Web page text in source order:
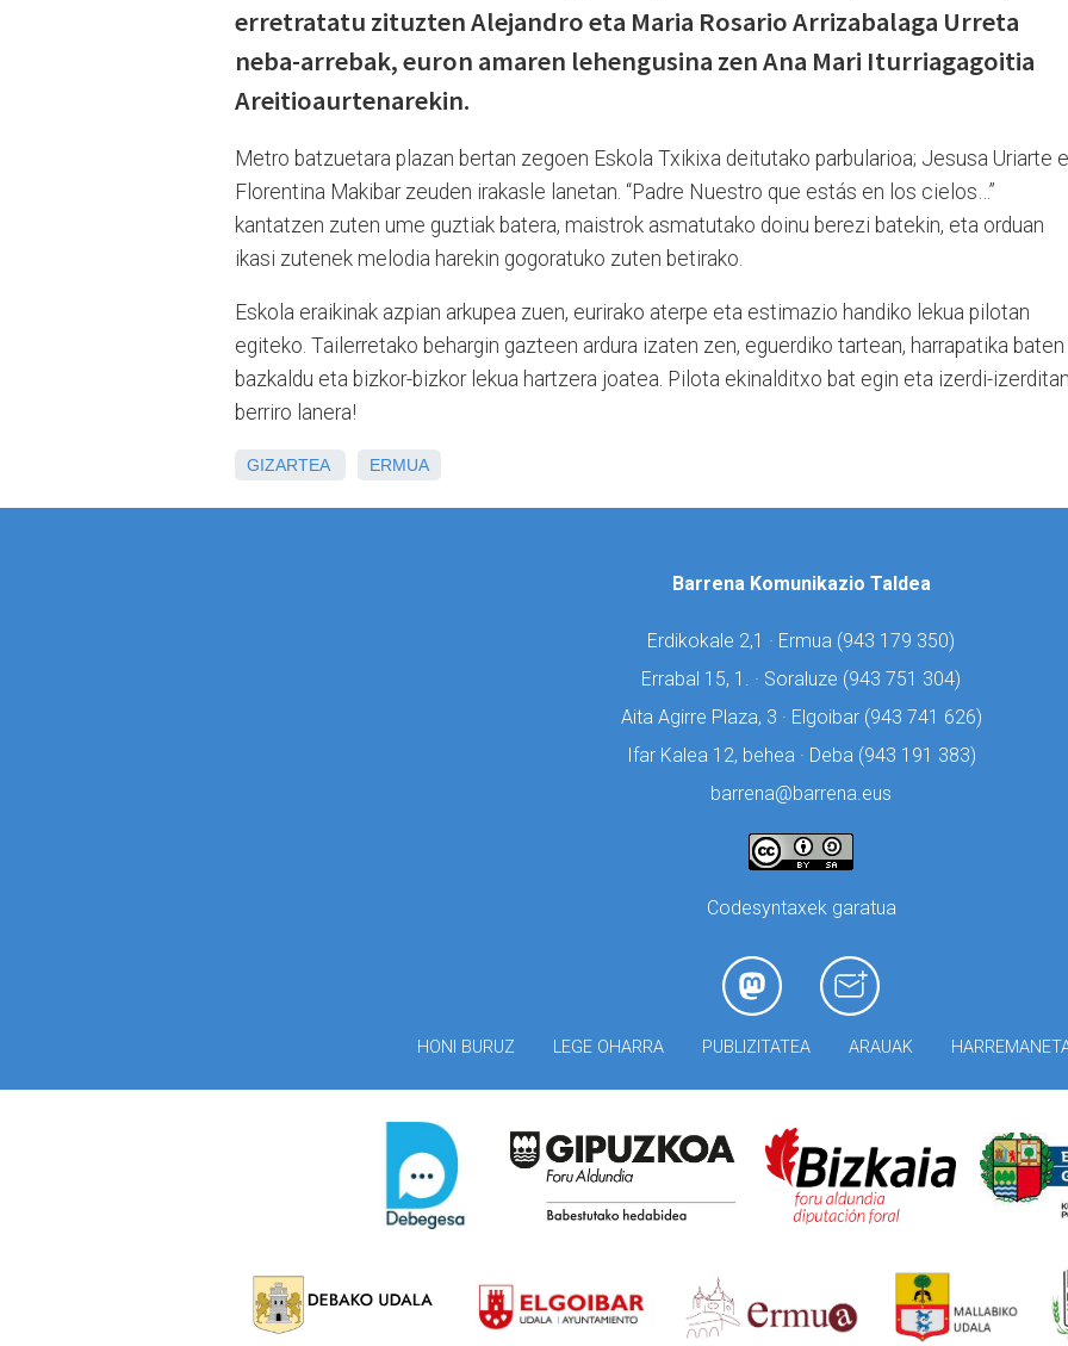
erretratatu zituzten Alejandro eta Maria Rosario Arrizabalaga Urreta
neba-arrebak, euron amaren lehengusina zen Ana Mari Iturriagagoitia
Areitioaurtenarekin.
Metro batzuetara plazan bertan zegoen Eskola Txikixa deitutako parbularioa; Jesusa Uriarte
Florentina Makibar zeuden irakasle lanetan. “Padre Nuestro que estás en los cielos…”
kantatzen zuten ume guztiak batera, maistrok asmatutako doinu berezi batekin, eta orduan
ikasi zutenek melodia harekin gogoratuko zuten betirako.
Eskola eraikinak azpian arkupea zuen, eurirako aterpe eta estimazio handiko lekua pilotan
egiteko. Tailerretako behargin gazteen ardura izaten zen, eguerdiko tartean, harrapatika baten
bazkaldu eta bizkor-bizkor lekua hartzera joatea. Pilota ekinalditxo bat egin eta izerdi-
berriro lanera!
GIZARTEA ERMUA
Barrena Komunikazio Taldea
Erdikokale 2,1 · Ermua (943 179 350)
Errabal 15, 1. · Soraluze (943 751 304)
Aita Agirre Plaza, 3 · Elgoibar (943 741 626)
Ifar Kalea 12, behea · Deba (943 191 383)
barrena@barrena.eus
Codesyntaxek garatua
HONI BURUZ LEGE OHARRA PUBLIZITATEA ARAUAK